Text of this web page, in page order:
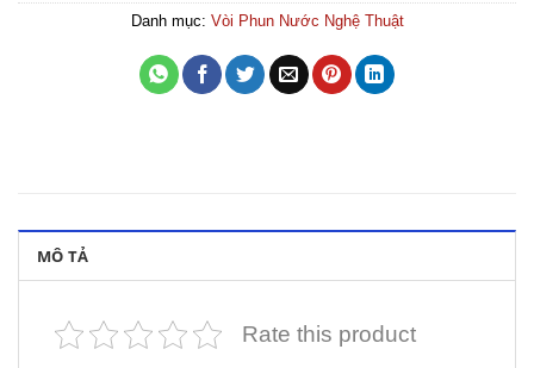
Danh mục: Vòi Phun Nước Nghệ Thuật
MÔ TẢ
Rate this product